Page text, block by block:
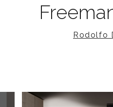
Rodolfo